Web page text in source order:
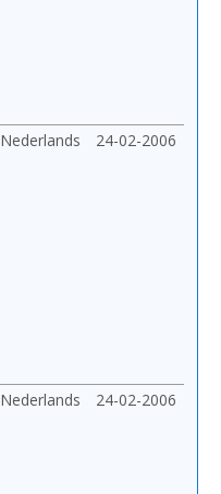
Nederlands 24-02-2006
Nederlands 24-02-2006